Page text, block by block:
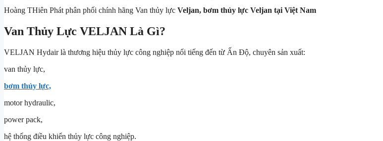
Hoàng THiên Phát phân phối chính hãng Van thủy lực Veljan, bơm thủy lực Veljan tại Việt Nam
Van Thủy Lực VELJAN Là Gì?
VELJAN Hydairlà thương hiệu thủy lực công nghiệp nổi tiếng đến từ Ấn Độ, chuyên sản xuất:
van thủy lực,
bơm thủy lực,
motor hydraulic,
power pack,
hệ thống điều khiển thủy lực công nghiệp.